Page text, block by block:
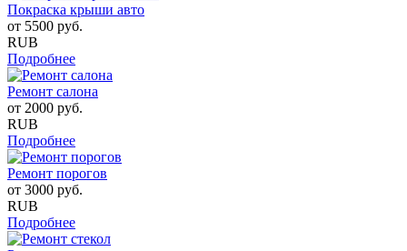
Покраска крыши авто
от 5500 руб.
RUB
Подробнее
Ремонт салона
от 2000 руб.
RUB
Подробнее
Ремонт порогов
от 3000 руб.
RUB
Подробнее